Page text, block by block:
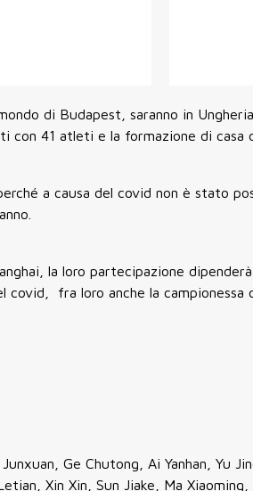
di Budapest, saranno in
con 41 atleti e la formazione di casa
a causa del covid non è stato
la loro partecipazione
covid, fra loro anche la campionessa
Ge Chutong, Ai Yanhan, Yu
Xin Xin, Sun Jiake, Ma